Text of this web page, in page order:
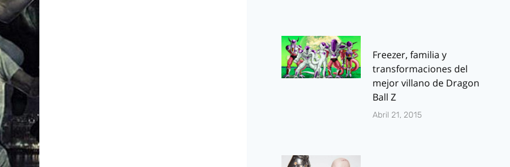
Freezer, familia y
transformaciones del
mejor villano de Dragon
Ball Z
Abril 21, 2015